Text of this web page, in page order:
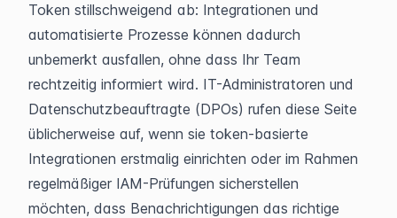
Token stillschweigend ab: Integrationen und
automatisierte Prozesse können dadurch
unbemerkt ausfallen, ohne dass Ihr Team
rechtzeitig informiert wird. IT-Administratoren und
Datenschutzbeauftragte (DPOs) rufen diese Seite
üblicherweise auf, wenn sie token-basierte
Integrationen erstmalig einrichten oder im Rahmen
regelmäßiger IAM-Prüfungen sicherstellen
möchten, dass Benachrichtigungen das richtige